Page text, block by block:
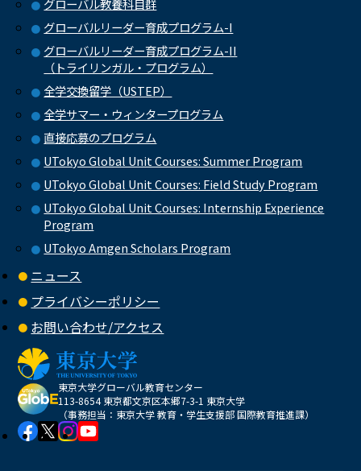
グローバル教養科目群
グローバルリーダー育成プログラム-I
グローバルリーダー育成プログラム-II
（トライリンガル・プログラム）
全学交換留学（USTEP）
全学サマー・ウィンタープログラム
直接応募のプログラム
UTokyo Global Unit Courses: Summer Program
UTokyo Global Unit Courses: Field Study Program
UTokyo Global Unit Courses: Internship Experience
Program
UTokyo Amgen Scholars Program
ニュース
プライバシーポリシー
お問い合わせ/アクセス
東京大学グローバル教育センター
113-8654 東京都文京区本郷7-3-1 東京大学
（事務担当：東京大学 教育・学生支援部 国際教育推進課）